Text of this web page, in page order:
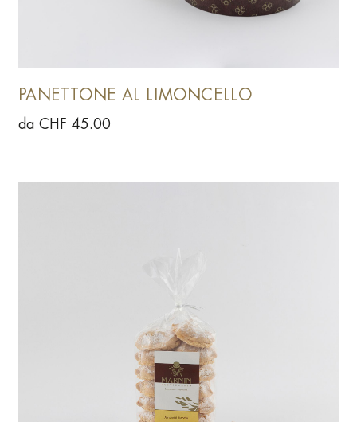
PANETTONE AL LIMONCELLO
da CHF 45.00